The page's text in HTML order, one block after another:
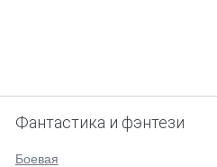
Фантастика и фэнтези
Боевая